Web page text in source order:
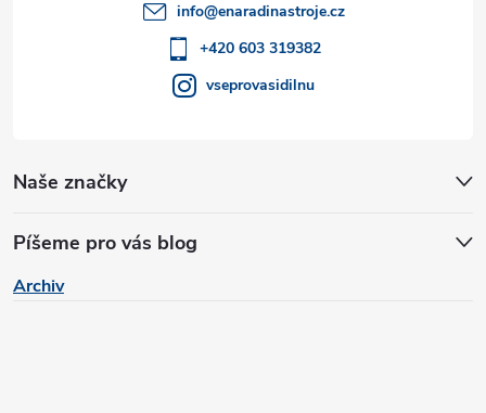
Naše značky
Píšeme pro vás blog
Archiv
info@enaradinastroje.cz
+420 603 319382
vseprovasidilnu